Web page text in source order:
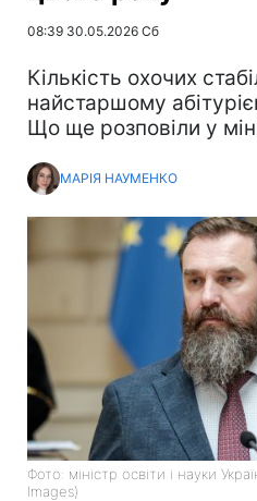
08:39 30.05.2026 Сб
Кількість охочих
найстаршому
Що ще розповіли у
МАРІЯ НАУМЕНКО
Фото: міністр освіти і науки
Images)